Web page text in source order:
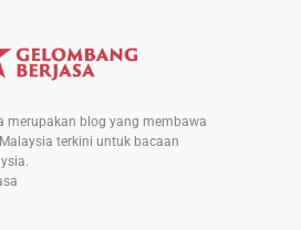
merupakan blog yang membawa
terkini untuk bacaan